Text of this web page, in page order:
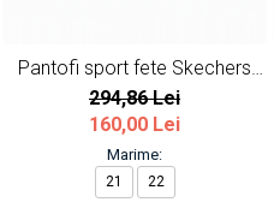
Pantofi sport fete Skechers
Flutter Heart cu LED
294,86 Lei
160,00 Lei
Marime:
21 22